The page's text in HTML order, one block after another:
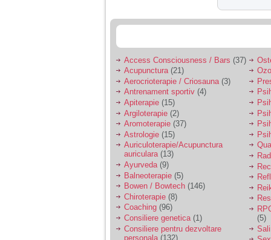
sau psihiatru.
Sunt casatorita, am
31 de ani si un copil in
varsta de 2 ani care
mi-e lumina ochilor.
De ceva timp simt ca
mi s-a adunat
oboseala, o oboseala
cronica de care nu pot
scapa si simt ca din
cauza ei nu pot
controla nervii si
cateodata are copilul
de suferit.
Access Consciousness / Bars (37)
Acupunctura(21)
Aerocrioterapie / Criosauna (3)
Antrenament sportiv (4)
Apiterapie (15)
Argiloterapie (2)
Aromoterapie (37)
Astrologie (15)
Auriculoterapie/Acupunctura
auriculara(13)
Ayurveda (9)
Balneoterapie (5)
Bowen / Bowtech (146)
Chiroterapie (8)
Coaching (96)
Consiliere genetica (1)
Consiliere pentru dezvoltare
personala (132)
(5)